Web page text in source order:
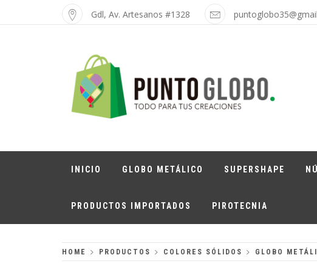
Gdl, Av. Artesanos #1328
INICIO GLOBO METÁLICO SUPERSHAPE
PRODUCTOS IMPORTADOS PIROTECNIA
HOME PRODUCTOS COLORES SÓLIDOS GLOBO